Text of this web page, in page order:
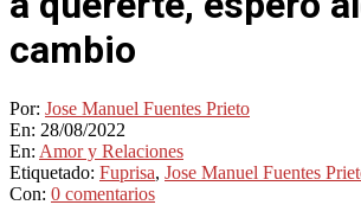
cambio
Por: Jose Manuel Fuentes Prieto
En: 28/08/2022
En: Amor y Relaciones
Etiquetado: Fuprisa, Jose Manuel Fuentes
Con: 0 comentarios